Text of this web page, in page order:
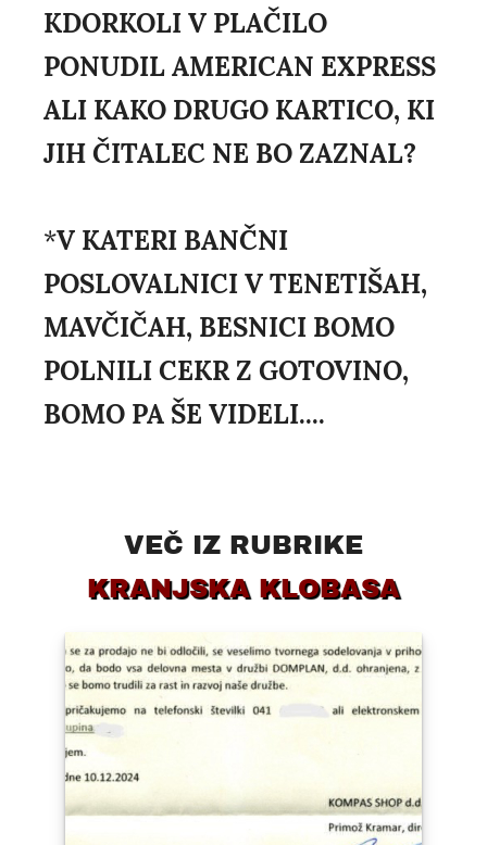
KDORKOLI V PLAČILO
PONUDIL AMERICAN EXPRESS
ALI KAKO DRUGO KARTICO, KI
JIH ČITALEC NE BO ZAZNAL?
*V KATERI BANČNI
POSLOVALNICI V TENETIŠAH,
MAVČIČAH, BESNICI BOMO
POLNILI CEKR Z GOTOVINO,
BOMO PA ŠE VIDELI....
VEČ IZ RUBRIKE
KRANJSKA KLOBASA